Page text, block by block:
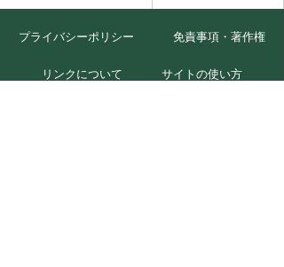
プライバシーポリシー 免責事項・著作権
リンクについて サイトの使い方